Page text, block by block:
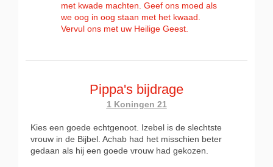
met kwade machten. Geef ons moed als
we oog in oog staan met het kwaad.
Vervul ons met uw Heilige Geest.
Pippa's bijdrage
1 Koningen 21
Kies een goede echtgenoot. Izebel is de slechtste
vrouw in de Bijbel. Achab had het misschien beter
gedaan als hij een goede vrouw had gekozen.